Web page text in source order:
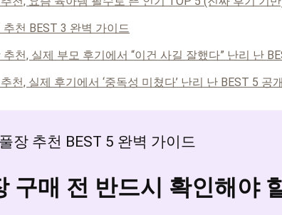
천 BEST 3 완벽 가이드
천, 실제 부모 후기에서 “이건 사길 잘했다” 난리 난
천, 실제 후기에서 ‘중독성 미쳤다’ 난리 난 BEST 5 공개
장 추천 BEST 5 완벽 가이드
구매 전 반드시 확인해야